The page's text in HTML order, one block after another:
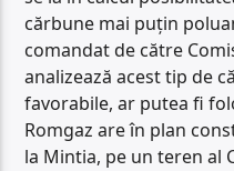
cărbune mai puțin
comandat de către
analizează acest tip de
favorabile, ar putea fi
Romgaz are în plan
la Mintia, pe un teren al